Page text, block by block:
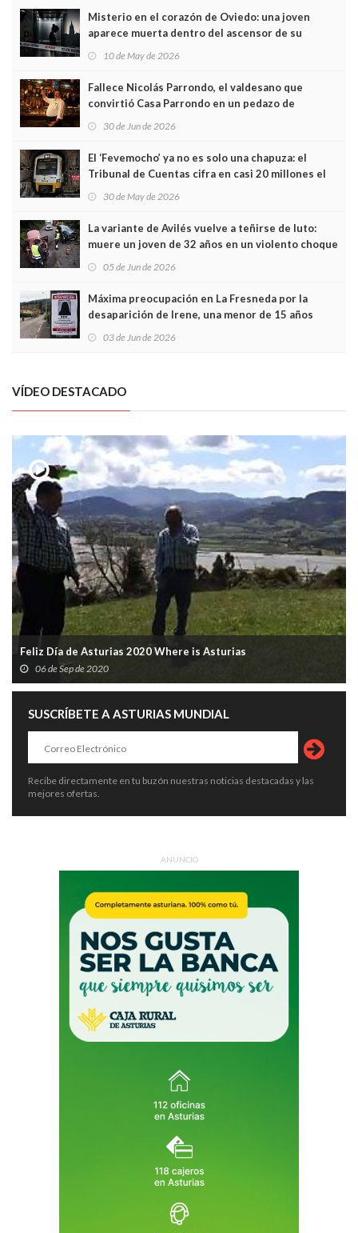
Misterio en el corazón de Oviedo: una joven
aparece muerta dentro del ascensor de su
edificio y las cámaras captan sus últimos minutos
10 de May de 2026
Fallece Nicolás Parrondo, el valdesano que
convirtió Casa Parrondo en un pedazo de
Asturias en Madrid
30 de Jun de 2026
El ‘Fevemocho’ ya no es solo una chapuza: el
Tribunal de Cuentas cifra en casi 20 millones el
sobrecoste de los trenes que no cabían por los
30 de May de 2026
La variante de Avilés vuelve a teñirse de luto:
muere un joven de 32 años en un violento choque
frontal
05 de Jun de 2026
Máxima preocupación en La Fresneda por la
desaparición de Irene, una menor de 15 años
03 de Jun de 2026
VÍDEO DESTACADO
Feliz Día de Asturias 2020 Where is Asturias
06 de Sep de 2020
SUSCRÍBETE A ASTURIAS MUNDIAL
Recibe directamente en tu buzón nuestras noticias destacadas y las
mejores ofertas.
ANUNCIO